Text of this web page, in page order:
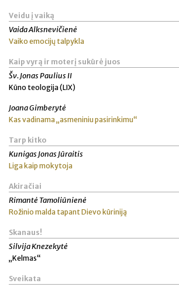
Veidu į vaiką
Vaida Alksnevičienė
Vaiko emocijų talpykla
Kaip vyrą ir moterį sukūrė juos
Šv. Jonas Paulius II
Kūno teologija (LIX)
Joana Gimberytė
Kas vadinama „asmeniniu pasirinkimu“
Tarp kitko
Kunigas Jonas Jūraitis
Liga kaip mokytoja
Akiračiai
Rimantė Tamoliūnienė
Rožinio malda tapant Dievo kūriniją
Skanaus!
Silvija Knezekytė
„Kelmas“
Sveikata